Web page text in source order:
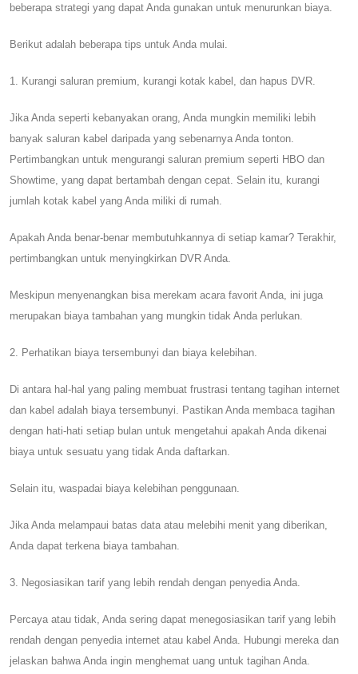
beberapa strategi yang dapat Anda gunakan untuk menurunkan biaya.
Berikut adalah beberapa tips untuk Anda mulai.
1. Kurangi saluran premium, kurangi kotak kabel, dan hapus DVR.
Jika Anda seperti kebanyakan orang, Anda mungkin memiliki lebih
banyak saluran kabel daripada yang sebenarnya Anda tonton.
Pertimbangkan untuk mengurangi saluran premium seperti HBO dan
Showtime, yang dapat bertambah dengan cepat. Selain itu, kurangi
jumlah kotak kabel yang Anda miliki di rumah.
Apakah Anda benar-benar membutuhkannya di setiap kamar? Terakhir,
pertimbangkan untuk menyingkirkan DVR Anda.
Meskipun menyenangkan bisa merekam acara favorit Anda, ini juga
merupakan biaya tambahan yang mungkin tidak Anda perlukan.
2. Perhatikan biaya tersembunyi dan biaya kelebihan.
Di antara hal-hal yang paling membuat frustrasi tentang tagihan internet
dan kabel adalah biaya tersembunyi. Pastikan Anda membaca tagihan
dengan hati-hati setiap bulan untuk mengetahui apakah Anda dikenai
biaya untuk sesuatu yang tidak Anda daftarkan.
Selain itu, waspadai biaya kelebihan penggunaan.
Jika Anda melampaui batas data atau melebihi menit yang diberikan,
Anda dapat terkena biaya tambahan.
3. Negosiasikan tarif yang lebih rendah dengan penyedia Anda.
Percaya atau tidak, Anda sering dapat menegosiasikan tarif yang lebih
rendah dengan penyedia internet atau kabel Anda. Hubungi mereka dan
jelaskan bahwa Anda ingin menghemat uang untuk tagihan Anda.